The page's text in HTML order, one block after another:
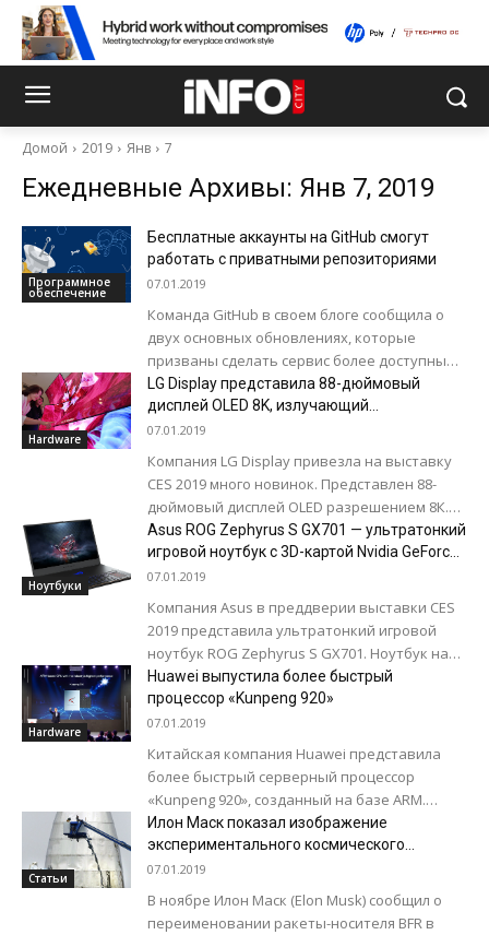
Домой 2019 Янв 7
Ежедневные Архивы: Янв 7, 2019
Программное
обеспечение
Бесплатные аккаунты на GitHub смогут
работать с приватными репозиториями
07.01.2019
Команда GitHub в своем блоге сообщила о
двух основных обновлениях, которые
призваны сделать сервис более доступным
для разработчиков: неограниченное
количество бесплатных частных
репозиториев и...
Hardware
LG Display представила 88-дюймовый
дисплей OLED 8K, излучающий
многоканальный звук
07.01.2019
Компания LG Display привезла на выставку
CES 2019 много новинок. Представлен 88-
дюймовый дисплей OLED разрешением 8К.
Помимо большого размера и разрешения,
дисплей имеет еще...
Ноутбуки
Asus ROG Zephyrus S GX701 — ультратонкий
игровой ноутбук с 3D-картой Nvidia GeForce
RTX 2080 Max-Q
07.01.2019
Компания Asus в преддверии выставки CES
2019 представила ультратонкий игровой
ноутбук ROG Zephyrus S GX701. Ноутбук на
процессоре Intel Core i7-8750H может быть
оснащен 3D-картой...
Hardware
Huawei выпустила более быстрый
процессор «Kunpeng 920»
07.01.2019
Китайская компания Huawei представила
более быстрый серверный процессор
«Kunpeng 920», созданный на базе ARM.
Новый процессор отличается повышенной
скоростью обработки данных и обещает
вывести...
Статьи
Илон Маск показал изображение
экспериментального космического
корабля SpaceX Starship
07.01.2019
В ноябре Илон Маск (Elon Musk) сообщил о
переименовании ракеты-носителя BFR в